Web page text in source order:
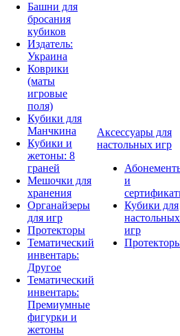
Башни для
бросания
кубиков
Издатель:
Украина
Коврики
(маты
игровые
поля)
Кубики для
Манчкина
Кубики и
жетоны: 8
граней
Мешочки для
хранения
Органайзеры
для игр
Протекторы
Тематический
инвентарь:
Другое
Тематический
инвентарь:
Премиумные
фигурки и
жетоны
Аксессуары для
настольных игр
и
Кубики для
настольных
игр